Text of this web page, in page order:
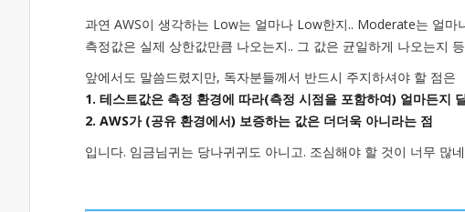
과연 AWS이 생각하는 Low는 얼마나 Low한지.. Moderate는 얼마
측정값은 실제 상한값만큼 나오는지.. 그 값은 균일하게 나오는지
앞에서도 말씀드렸지만, 독자분들께서 반드시 주지하셔야 할 점은
1. 테스트값은 측정 환경에 따라(측정 시점을 포함하여) 얼마든지
2. AWS가 (공유 환경에서) 보증하는 값은 더더욱 아니라는 점
입니다. 임금님귀는 당나귀귀도 아니고. 조심해야 할 것이 너무 많